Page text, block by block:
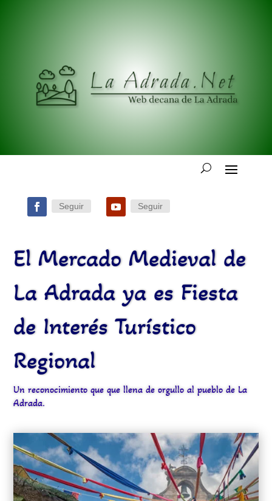
Seguir Seguir
El Mercado Medieval de
La Adrada ya es Fiesta
de Interés Turístico
Regional
Un reconocimiento que que llena de orgullo al pueblo de La
Adrada.